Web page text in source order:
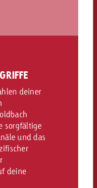
deiner
sorgfältige
und das
deine